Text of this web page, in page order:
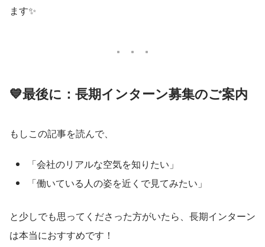
ます✨
💙最後に：長期インターン募集のご案内
もしこの記事を読んで、
「会社のリアルな空気を知りたい」
「働いている人の姿を近くで見てみたい」
と少しでも思ってくださった方がいたら、長期インターン
は本当におすすめです！